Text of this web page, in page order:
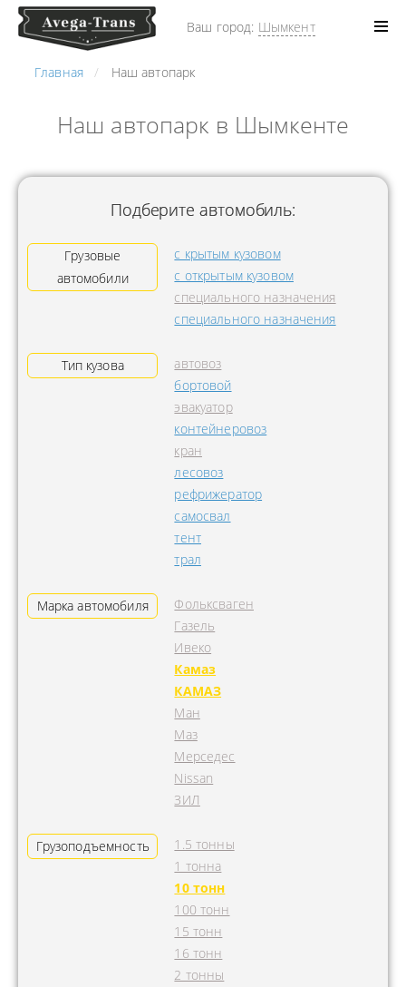
Ваш город: Шымкент
Главная Наш автопарк
Наш автопарк в Шымкенте
Подберите автомобиль:
Грузовые
автомобили
с крытым кузовом
с открытым кузовом
специального назначения
специального назначения
Тип кузова
автовоз
бортовой
эвакуатор
контейнеровоз
кран
лесовоз
рефрижератор
самосвал
тент
трал
Марка автомобиля
Фольксваген
Газель
Ивеко
Камаз
КАМАЗ
Ман
Маз
Мерседес
Nissan
ЗИЛ
Грузоподъемность
1.5 тонны
1 тонна
10 тонн
100 тонн
15 тонн
16 тонн
2 тонны